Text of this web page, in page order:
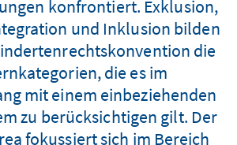
konfrontiert. Exklusion,
und Inklusion bilden
die
die es im
mit einem einbeziehenden
zu berücksichtigen gilt. Der
fokussiert sich im Bereich